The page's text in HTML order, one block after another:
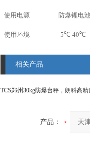
使用电源 防爆锂电
使用环境 -5℃-40℃
相关产品
产品：